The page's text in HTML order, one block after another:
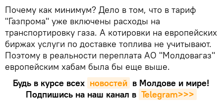
Почему как минимум? Дело в том, что в тариф
"Газпрома" уже включены расходы на
транспортировку газа. А котировки на европейских
биржах услуги по доставке топлива не учитывают.
Поэтому в реальности переплата АО "Молдовагаз"
европейским хабам была бы еще выше.
Будь в курсе всех новостей в Молдове и мире!
Подпишись на наш канал в Telegram>>>